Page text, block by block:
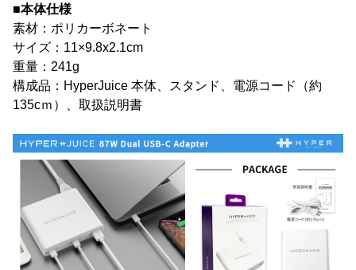
■本体仕様
素材：ポリカーボネート
サイズ：11×9.8x2.1cm
重量：241g
構成品：HyperJuice 本体、スタンド、電源コード（約
135cｍ）、取扱説明書